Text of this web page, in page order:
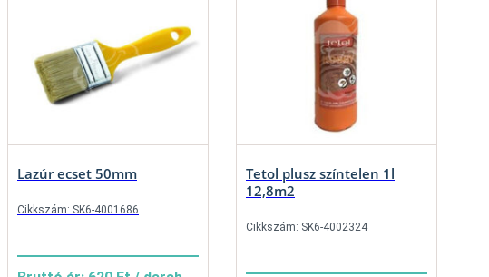
Lazúr ecset 50mm
Cikkszám: SK6-4001686
Tetol plusz színtelen 1l
12,8m2
Cikkszám: SK6-4002324